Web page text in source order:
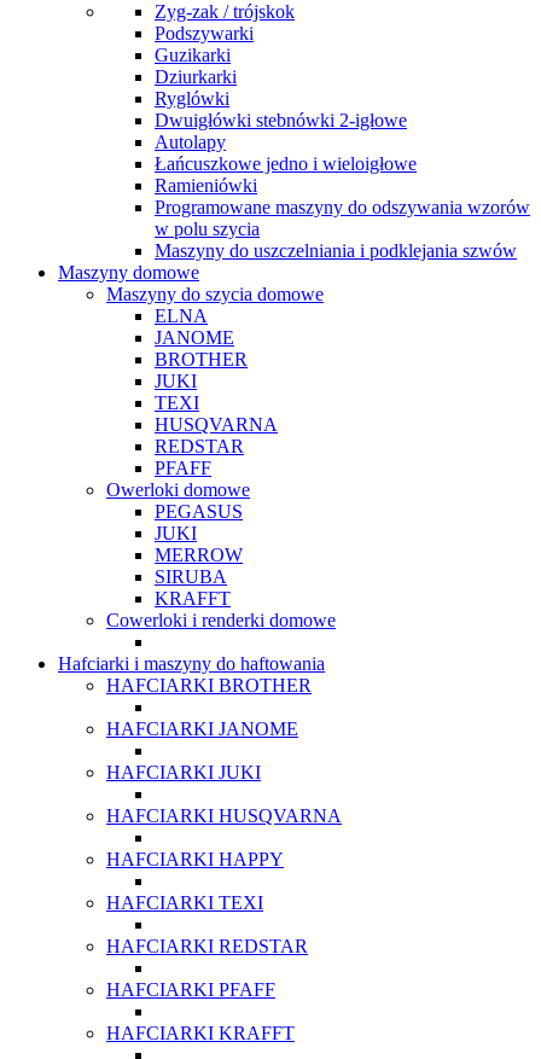
Zyg-zak / trójskok
Podszywarki
Guzikarki
Dziurkarki
Ryglówki
Dwuigłówki stebnówki 2-igłowe
Autolapy
Łańcuszkowe jedno i wieloigłowe
Ramieniówki
Programowane maszyny do odszywania wzorów
w polu szycia
Maszyny do uszczelniania i podklejania szwów
Maszyny domowe
Maszyny do szycia domowe
ELNA
JANOME
BROTHER
JUKI
TEXI
HUSQVARNA
REDSTAR
PFAFF
Owerloki domowe
PEGASUS
JUKI
MERROW
SIRUBA
KRAFFT
Cowerloki i renderki domowe
Hafciarki i maszyny do haftowania
HAFCIARKI BROTHER
HAFCIARKI JANOME
HAFCIARKI JUKI
HAFCIARKI HUSQVARNA
HAFCIARKI HAPPY
HAFCIARKI TEXI
HAFCIARKI REDSTAR
HAFCIARKI PFAFF
HAFCIARKI KRAFFT